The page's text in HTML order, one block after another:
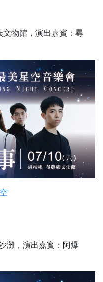
文物館，演出嘉賓：尋
灘，演出嘉賓：阿爆